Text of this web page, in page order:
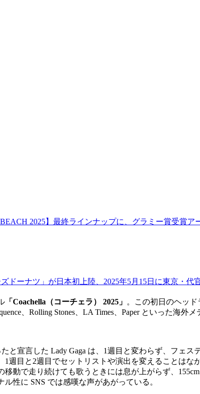
2025】最終ラインナップに、グラミー賞受賞
ドーナツ」が日本初上陸、2025年5月15日に東京・代
「Coachella（コーチェラ） 2025」 。この初日のヘッド
、Rolling Stones、LA Times、Paper といった海
と宣言した Lady Gaga は、1週目と変わらず、フェ
週目と2週目でセットリストや演出を変えることは
動で走り続けても歌うときには息が上がらず、
性に SNS では感嘆な声があがっている。